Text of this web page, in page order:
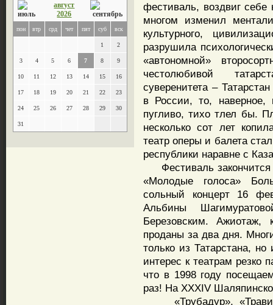
август
2026
пон втр срд чет пят суб вск
1 2
3 4 5 6 7 8 9
10 11 12 13 14 15 16
17 18 19 20 21 22 23
24 25 26 27 28 29 30
31
фестиваль, воздвиг себе
многом изменил
культурного,
разрушила
«автономной»
честолюбивой
суверенитета –
в России, то, наверное,
пугливо, тихо тлел бы.
несколько сот лет
театр оперы и балета
республики наравне с
Фестиваль закончится
«Молодые голоса»
сольный концерт 16
Альбины
Березовским. Ажиотаж,
проданы за два дня.
только из Татарстана,
интерес к театрам резко
что в 1998 году
раз! На XXXIV
«Трубадур»,